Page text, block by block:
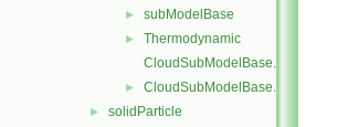
► subModelBase
►
Thermodynamic
CloudSubModelBase.C
► CloudSubModelBase.H
► solidParticle